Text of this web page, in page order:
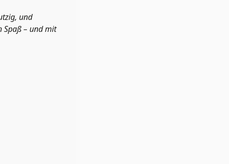
und
Spaß – und mit